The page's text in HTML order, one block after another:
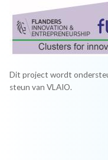
Dit project wordt
steun van VLAIO.